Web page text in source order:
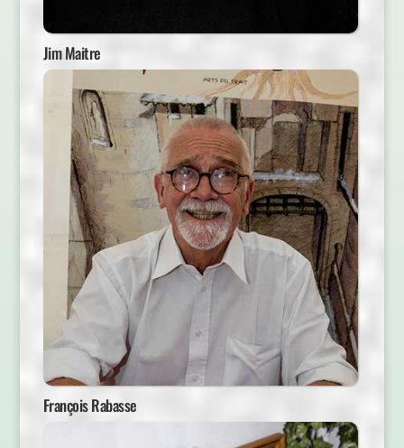
Jim Maitre
François Rabasse